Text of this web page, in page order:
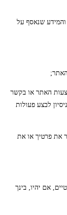
שנאסף על
האתר או בקשר
לבצע פעולות
את פרטיך או את
אם יהיו, בינך